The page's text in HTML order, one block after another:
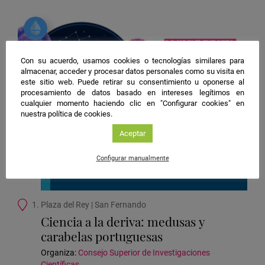
Ubicación
actividad
1. Plaza del Rey | San Fernando
Ciencia a la deriva: medusas y
carabelas portuguesas
Organiza: Consejo Superior de Investigaciones
Con su acuerdo, usamos cookies o tecnologías similares para
almacenar, acceder y procesar datos personales como su visita en
este sitio web. Puede retirar su consentimiento u oponerse al
procesamiento de datos basado en intereses legítimos en
cualquier momento haciendo clic en "Configurar cookies" en
nuestra política de cookies.
Aceptar
Configurar manualmente